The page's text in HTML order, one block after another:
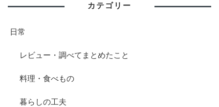
カテゴリー
日常
レビュー・調べてまとめたこと
料理・食べもの
暮らしの工夫